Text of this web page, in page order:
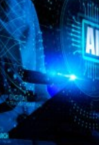
ครบวงจร ช่วย
ที่ใช้ระบบ SAP ใน
ริษัทขนาดใหญ่ที่
คล่องตัวและ
รวมถึงต่อยอดสู่การ
น์ ส่งผลต่อทั้ง
รทำธุรกิจ เผยเท
รเติบโตขององค์กร
ใช้ปัญญาประดิษฐ์
Analytics)
(Cloud
ให้เชื่อมโยงเป็น